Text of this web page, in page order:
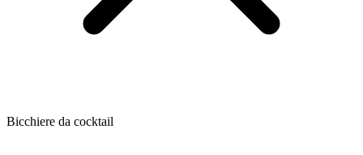
Bicchiere da cocktail